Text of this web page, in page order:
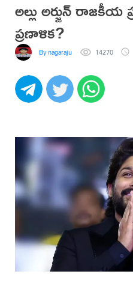
అల్లు అర్జున్
ప్రణాళిక?
By nagaraju 14270